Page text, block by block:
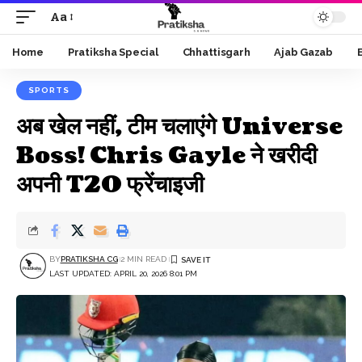
Font
Resizer
Aa
Home Pratiksha Special Chhattisgarh Ajab Gazab
SPORTS
अब खेल नहीं, टीम चलाएंगे Universe
Boss! Chris Gayle ने खरीदी
अपनी T20 फ्रेंचाइजी
LAST UPDATED: APRIL 20, 2026 8:01 PM
BYPRATIKSHA CG 2 MIN READ